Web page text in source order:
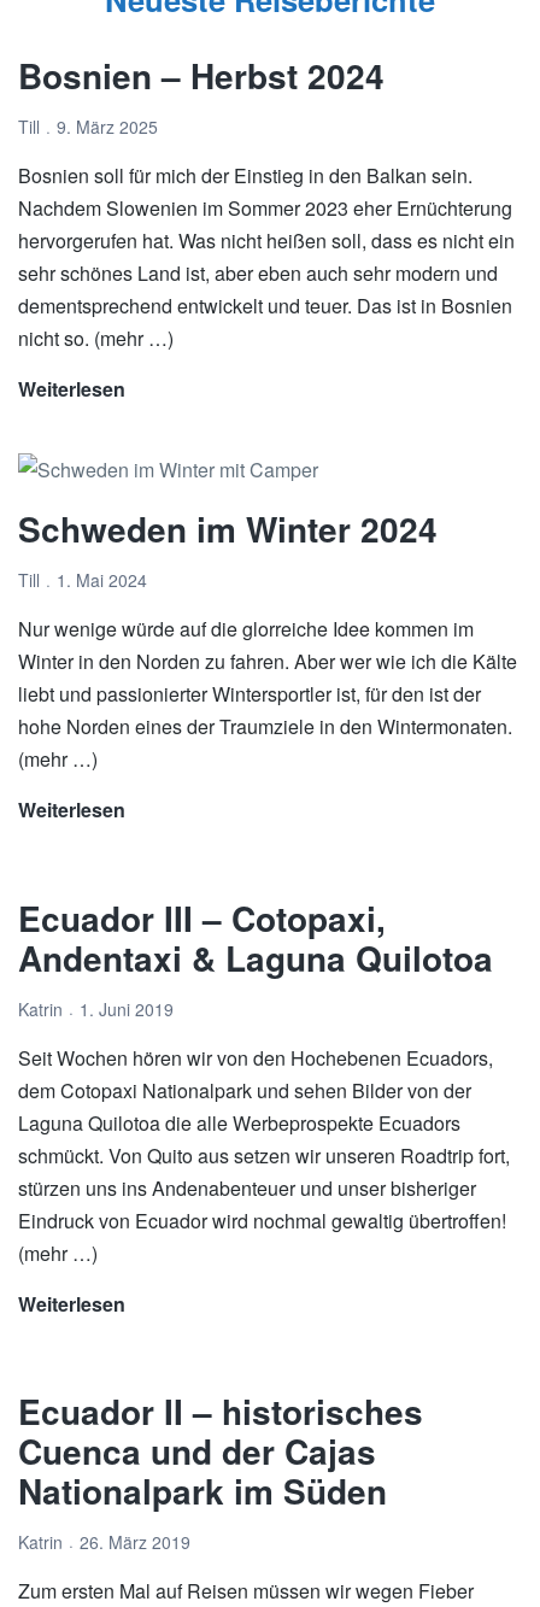
Bosnien – Herbst 2024
Till 9. März 2025
Bosnien soll für mich der Einstieg in den Balkan sein.
Nachdem Slowenien im Sommer 2023 eher Ernüchterung
hervorgerufen hat. Was nicht heißen soll, dass es nicht ein
sehr schönes Land ist, aber eben auch sehr modern und
dementsprechend entwickelt und teuer. Das ist in Bosnien
nicht so. (mehr …)
Weiterlesen
2024
Schweden im Winter 2024
Till 1. Mai 2024
Nur wenige würde auf die glorreiche Idee kommen im
Winter in den Norden zu fahren. Aber wer wie ich die Kälte
liebt und passionierter Wintersportler ist, für den ist der
hohe Norden eines der Traumziele in den Wintermonaten.
(mehr …)
Weiterlesen
2024
Ecuador III – Cotopaxi,
Andentaxi & Laguna Quilotoa
Katrin 1. Juni 2019
Seit Wochen hören wir von den Hochebenen Ecuadors,
dem Cotopaxi Nationalpark und sehen Bilder von der
Laguna Quilotoa die alle Werbeprospekte Ecuadors
schmückt. Von Quito aus setzen wir unseren Roadtrip fort,
stürzen uns ins Andenabenteuer und unser bisheriger
Eindruck von Ecuador wird nochmal gewaltig übertroffen!
(mehr …)
Weiterlesen
Cotopaxi,
Andentaxi
&
Laguna
Quilotoa
Ecuador II – historisches
Cuenca und der Cajas
Nationalpark im Süden
Katrin 26. März 2019
Zum ersten Mal auf Reisen müssen wir wegen Fieber